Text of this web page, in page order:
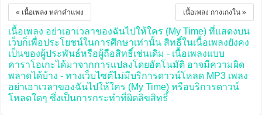
เนื้อเพลง กางเกงใน »
« เนื้อเพลง หล่าคำแพง
เนื้อเพลง อย่าเอาเวลาของฉันไปให้ใคร (My Time) ที่แสดงบน
เว็บก็เพื่อประโยชน์ในการศึกษาเท่านั้น สิทธิ์ในเนื้อเพลงยังคง
เป็นของผู้ประพันธ์หรือผู้ถือสิทธิ์เช่นเดิม - เนื้อเพลงแบบ
คาราโอเกะได้มาจากการแปลงโดยอัตโนมัติ อาจมีความผิด
พลาดได้บ้าง - ทางเว็บไซต์ไม่มีบริการดาวน์โหลด MP3 เพลง
อย่าเอาเวลาของฉันไปให้ใคร (My Time) หรือบริการดาวน์
โหลดใดๆ ซึ่งเป็นการกระทำที่ผิดลิขสิทธิ์